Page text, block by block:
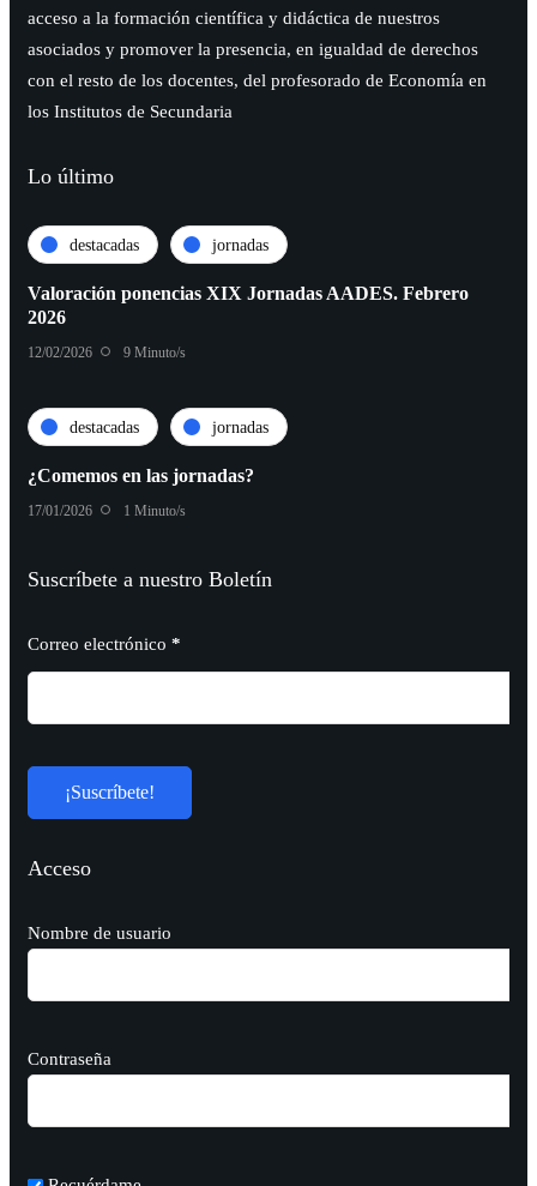
acceso a la formación científica y didáctica de nuestros
asociados y promover la presencia, en igualdad de derechos
con el resto de los docentes, del profesorado de Economía en
los Institutos de Secundaria
Lo último
destacadas jornadas
Valoración ponencias XIX Jornadas AADES. Febrero
2026
12/02/2026 9 Minuto/s
destacadas jornadas
¿Comemos en las jornadas?
17/01/2026 1 Minuto/s
Suscríbete a nuestro Boletín
Correo electrónico *
Acceso
Nombre de usuario
Contraseña